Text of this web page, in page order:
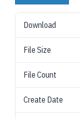
Download
File Size
File Count
Create Date